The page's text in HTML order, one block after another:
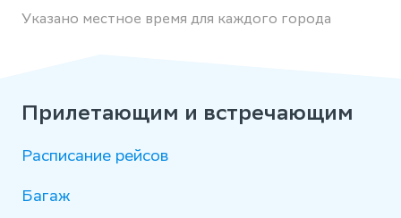
Указано местное время для каждого города
Прилетающим и встречающим
Расписание рейсов
Багаж